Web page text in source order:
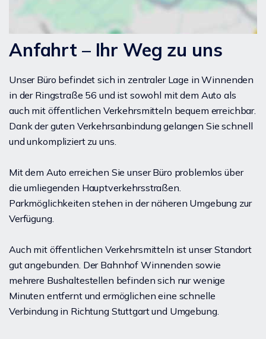
Anfahrt – Ihr Weg zu uns
Unser Büro befindet sich in zentraler Lage in Winnenden
in der Ringstraße 56 und ist sowohl mit dem Auto als
auch mit öffentlichen Verkehrsmitteln bequem erreichbar.
Dank der guten Verkehrsanbindung gelangen Sie schnell
und unkompliziert zu uns.
Mit dem Auto erreichen Sie unser Büro problemlos über
die umliegenden Hauptverkehrsstraßen.
Parkmöglichkeiten stehen in der näheren Umgebung zur
Verfügung.
Auch mit öffentlichen Verkehrsmitteln ist unser Standort
gut angebunden. Der Bahnhof Winnenden sowie
mehrere Bushaltestellen befinden sich nur wenige
Minuten entfernt und ermöglichen eine schnelle
Verbindung in Richtung Stuttgart und Umgebung.